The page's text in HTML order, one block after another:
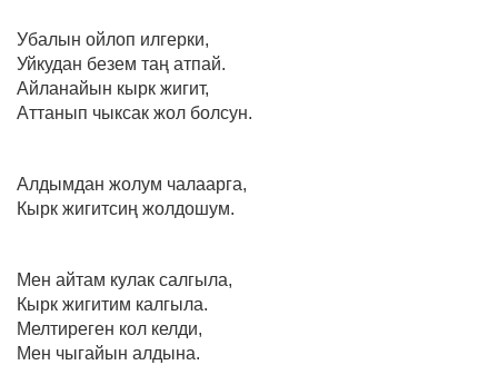
Убалын ойлоп илгерки,
Уйкудан безем таң атпай.
Айланайын кырк жигит,
Аттанып чыксак жол болсун.
Алдымдан жолум чалаарга,
Кырк жигитсиң жолдошум.
Мен айтам кулак салгыла,
Кырк жигитим калгыла.
Мелтиреген кол келди,
Мен чыгайын алдына.